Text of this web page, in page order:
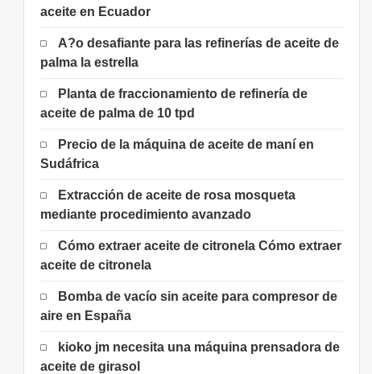
aceite en Ecuador
A?o desafiante para las refinerías de aceite de
palma la estrella
Planta de fraccionamiento de refinería de
aceite de palma de 10 tpd
Precio de la máquina de aceite de maní en
Sudáfrica
Extracción de aceite de rosa mosqueta
mediante procedimiento avanzado
Cómo extraer aceite de citronela Cómo extraer
aceite de citronela
Bomba de vacío sin aceite para compresor de
aire en España
kioko jm necesita una máquina prensadora de
aceite de girasol